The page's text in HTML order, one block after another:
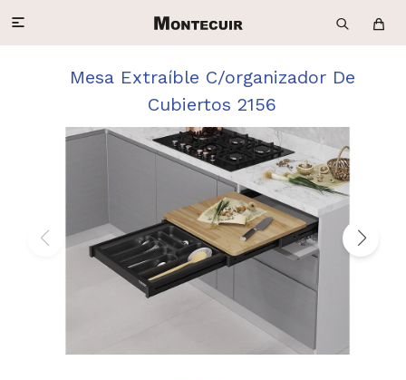

Mesa Extraíble C/organizador De
Cubiertos 2156